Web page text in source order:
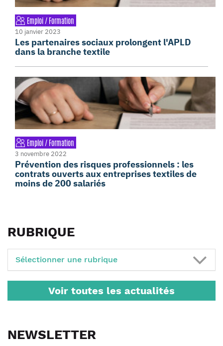
Emploi / Formation
10 janvier 2023
Les partenaires sociaux prolongent l'APLD
dans la branche textile
Emploi / Formation
3 novembre 2022
Prévention des risques professionnels : les
contrats ouverts aux entreprises textiles de
moins de 200 salariés
RUBRIQUE
Sélectionner une rubrique
Voir toutes les actualités
NEWSLETTER